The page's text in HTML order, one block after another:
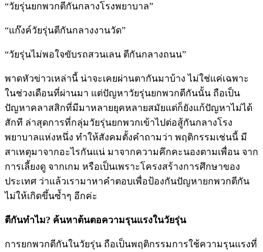
“วัยรุ่นยกพวกตีกันกลางโรงพยาบาล”
“แก๊งค์วัยรุ่นตีกันกลางงานวัด”
“วัยรุ่นไม่พอใจขับรถสวนเลน ตีกันกลางถนน”
พาดหัวข่าวเหล่านี้ น่าจะเคยผ่านตากันมาบ้าง ไม่ใช่แค่เฉพาะ
ในช่วงเดือนที่ผ่านมา แต่ปัญหาวัยรุ่นยกพวกตีกันนั้น ถือเป็น
ปัญหาคลาสสิกที่มีมาหลายยุคหลายสมัยแต่ก็ยังแก้ปัญหาไม่ได้
สักที ล่าสุดการที่กลุ่มวัยรุ่นยกพวกเข้าไปต่อสู้กันกลางโรง
พยาบาลแห่งหนึ่ง ทำให้สังคมตั้งคำถามว่า พฤติกรรมเช่นนี้ มี
สาเหตุมาจากอะไรกันแน่ มาจากความคึกคะนองตามเพื่อน จาก
การเลี้ยงดู จากเกม หรือเป็นเพราะโครงสร้างการศึกษาของ
ประเทศ ว่าแล้วเรามาหาคำตอบเพื่อป้องกันปัญหายกพวกตีกัน
ไม่ให้เกิดขึ้นซ้ำๆ อีกค่ะ
ตีกันทำไม? ค้นหาต้นตอความรุนแรงในวัยรุ่น
การยกพวกตีกันในวัยรุ่น ถือเป็นพฤติกรรมการใช้ความรุนแรงที่